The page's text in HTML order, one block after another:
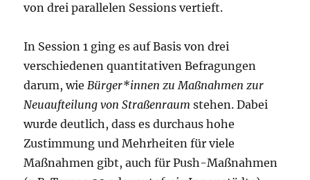
von drei parallelen Sessions vertieft.
In Session 1 ging es auf Basis von drei
verschiedenen quantitativen Befragungen
darum, wieBürger*innen zu Maßnahmen zur
Neuaufteilung von Straßenraum stehen. Dabei
wurde deutlich, dass es durchaus hohe
Zustimmung und Mehrheiten für viele
Maßnahmen gibt, auch für Push-Maßnahmen